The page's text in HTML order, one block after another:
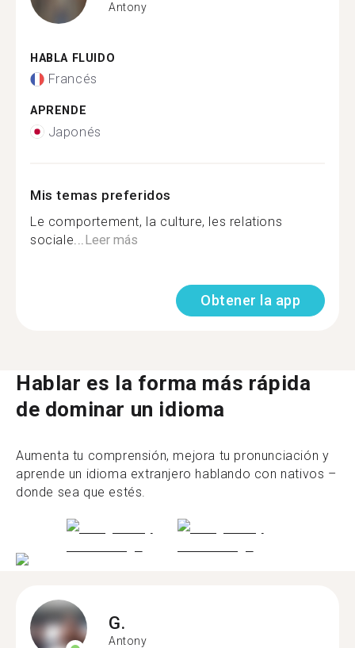
Antony
HABLA FLUIDO
Francés
APRENDE
Japonés
Mis temas preferidos
Le comportement, la culture, les relations
sociale... Leer más
Obtener la app
Hablar es la forma más rápida
de dominar un idioma
Aumenta tu comprensión, mejora tu pronunciación y
aprende un idioma extranjero hablando con nativos –
donde sea que estés.
G.
Antony